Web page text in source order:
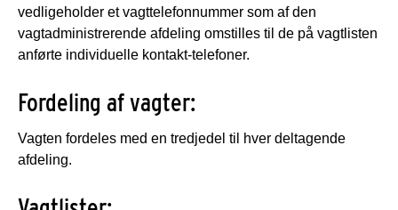
vedligeholder et vagttelefonnummer som af den
vagtadministrerende afdeling omstilles til de på vagtlisten
anførte individuelle kontakt-telefoner.
Fordeling af vagter:
Vagten fordeles med en tredjedel til hver deltagende
afdeling.